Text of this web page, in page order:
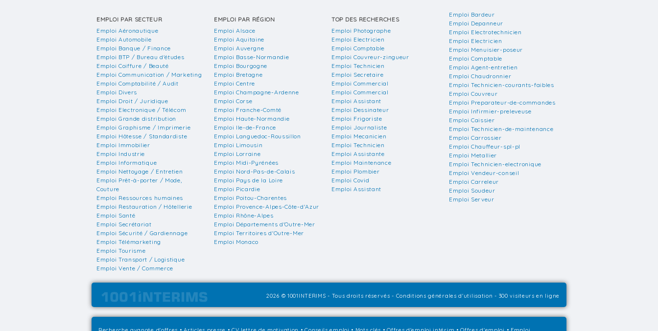
EMPLOI PAR SECTEUR
Emploi Aéronautique
Emploi Automobile
Emploi Banque / Finance
Emploi BTP / Bureau d'études
Emploi Coiffure / Beauté
Emploi Communication / Marketing
Emploi Comptabilité / Audit
Emploi Divers
Emploi Droit / Juridique
Emploi Electronique / Télécom
Emploi Grande distribution
Emploi Graphisme / Imprimerie
Emploi Hôtesse / Standardiste
Emploi Immobilier
Emploi Industrie
Emploi Informatique
Emploi Nettoyage / Entretien
Emploi Prêt-à-porter / Mode,
Couture
Emploi Ressources humaines
Emploi Restauration / Hôtellerie
Emploi Santé
Emploi Secrétariat
Emploi Sécurité / Gardiennage
Emploi Télémarketing
Emploi Tourisme
Emploi Transport / Logistique
Emploi Vente / Commerce
EMPLOI PAR RÉGION
Emploi Alsace
Emploi Aquitaine
Emploi Auvergne
Emploi Basse-Normandie
Emploi Bourgogne
Emploi Bretagne
Emploi Centre
Emploi Champagne-Ardenne
Emploi Corse
Emploi Franche-Comté
Emploi Haute-Normandie
Emploi Ile-de-France
Emploi Languedoc-Roussillon
Emploi Limousin
Emploi Lorraine
Emploi Midi-Pyrénées
Emploi Nord-Pas-de-Calais
Emploi Pays de la Loire
Emploi Picardie
Emploi Poitou-Charentes
Emploi Provence-Alpes-Côte-d'Azur
Emploi Rhône-Alpes
Emploi Départements d'Outre-Mer
Emploi Territoires d'Outre-Mer
Emploi Monaco
TOP DES RECHERCHES
Emploi Photographe
Emploi Electricien
Emploi Comptable
Emploi Couvreur-zingueur
Emploi Technicien
Emploi Secretaire
Emploi Commercial
Emploi Commercial
Emploi Assistant
Emploi Dessinateur
Emploi Frigoriste
Emploi Journaliste
Emploi Mecanicien
Emploi Technicien
Emploi Assistante
Emploi Maintenance
Emploi Plombier
Emploi Covid
Emploi Assistant
Emploi Bardeur
Emploi Depanneur
Emploi Electrotechnicien
Emploi Electricien
Emploi Menuisier-poseur
Emploi Comptable
Emploi Agent-entretien
Emploi Chaudronnier
Emploi Technicien-courants-faibles
Emploi Couvreur
Emploi Preparateur-de-commandes
Emploi Infirmier-preleveuse
Emploi Caissier
Emploi Technicien-de-maintenance
Emploi Carrossier
Emploi Chauffeur-spl-pl
Emploi Metallier
Emploi Technicien-electronique
Emploi Vendeur-conseil
Emploi Carreleur
Emploi Soudeur
Emploi Serveur
2026 © 1001INTERIMS - Tous droits réservés - Conditions générales d'utilisation - 300 visiteurs en ligne